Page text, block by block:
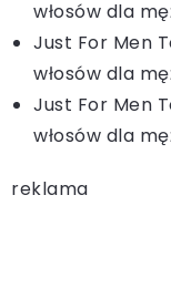
włosów dla
Just For Men
włosów dla
Just For Men
włosów dla
reklama